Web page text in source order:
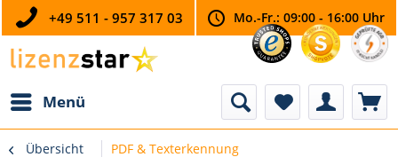
+49 511 - 957 317 03 Mo.-Fr.: 09:00 - 16:00 Uhr
Menü
Übersicht PDF & Texterkennung